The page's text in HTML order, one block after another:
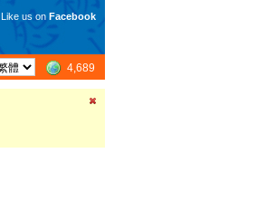
Like us on Facebook
4,689